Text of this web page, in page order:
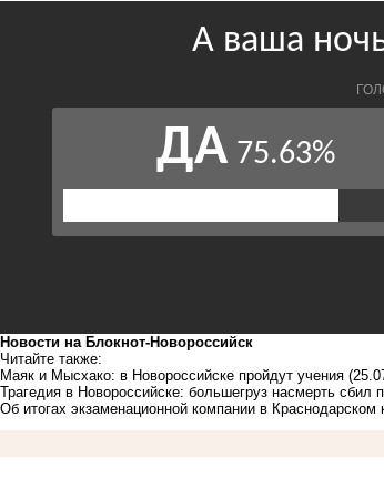
Новости на Блoкнoт-Новороссийск
Читайте также:
Маяк и Мысхако: в Новороссийске пройдут учения
Трагедия в Новороссийске: большегруз насмерть сбил
Об итогах экзаменационной компании в